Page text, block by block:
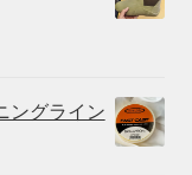
ングライン